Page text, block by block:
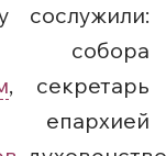
сослужили:
, секретарь